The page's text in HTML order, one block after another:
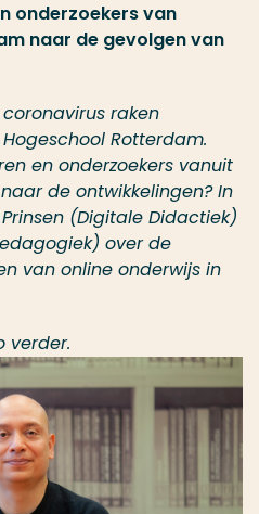
onderzoekers van
naar de gevolgen van
raken
Rotterdam.
en onderzoekers vanuit
de ontwikkelingen? In
(Digitale Didactiek)
over de
van online onderwijs in
verder.